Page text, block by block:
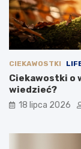
CIEKAWOSTKI
Ciekawostki o
wiedzieć?
18 lipca 2026